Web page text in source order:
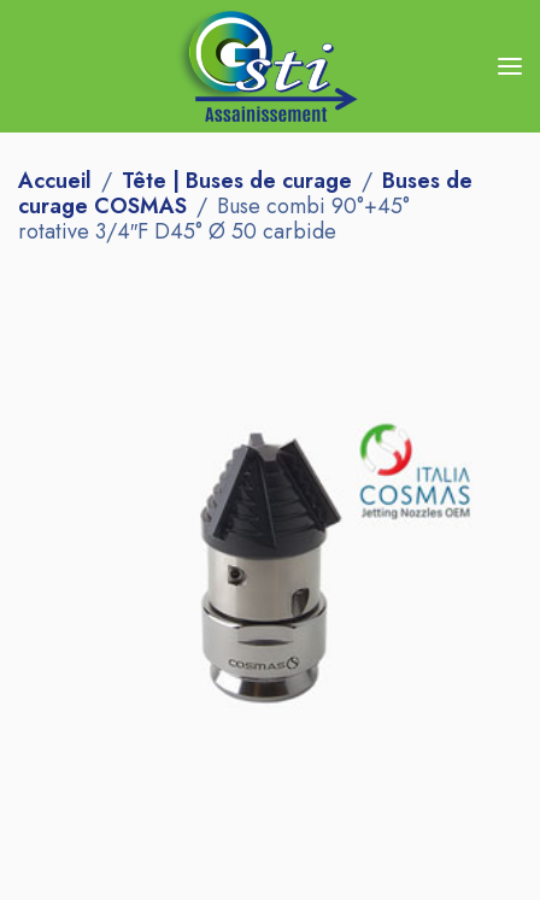
Accueil Tête | Buses de curage
Buses de
curage COSMAS
Buse combi 90°+45°
rotative 3/4″F D45° Ø 50 carbide